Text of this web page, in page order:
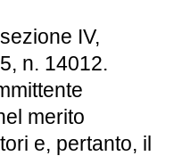
IV,
n. 14012.
merito
e, pertanto, il